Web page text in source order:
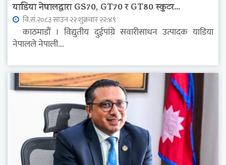
याडिया नेपालद्वारा GS70, GT70 र GT80 स्कुटर...
वि.सं.२०८३ साउन २२ शुक्रवार २२:४९
काठमाडौं । विद्युतीय दुईपांग्रे सवारीसाधन उत्पादक याडिया
नेपालले नेपाली...